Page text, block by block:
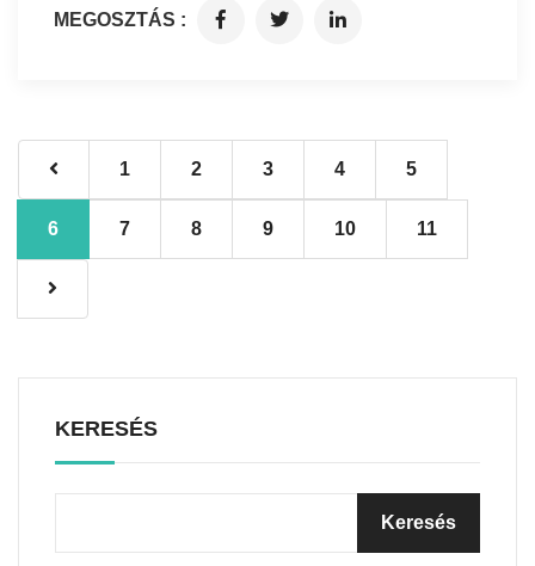
MEGOSZTÁS :
1 2 3 4 5
6 7 8 9 10 11
KERESÉS